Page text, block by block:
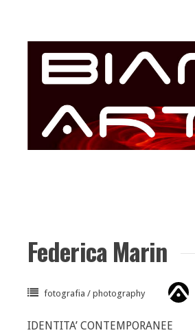
content
Federica Marin
fotografia / photography
IDENTITA’ CONTEMPORANEE